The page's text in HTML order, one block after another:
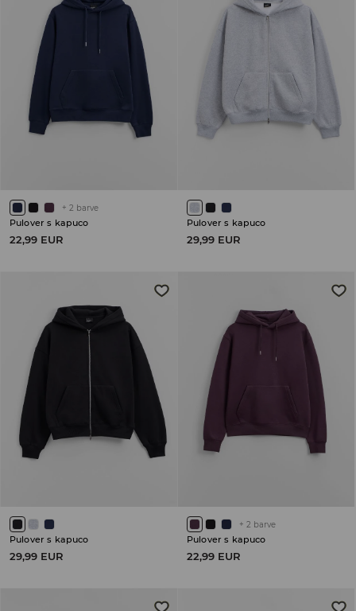
+ 2 barve
Pulover s kapuco
22,99 EUR
Pulover s kapuco
29,99 EUR
Pulover s kapuco
29,99 EUR
+ 2 barve
Pulover s kapuco
22,99 EUR